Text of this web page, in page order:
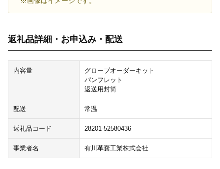
返礼品詳細・お申込み・配送
内容量
グローブオーダーキット
パンフレット
返送用封筒
配送 常温
返礼品コード 28201-52580436
事業者名 有川革嚢工業株式会社